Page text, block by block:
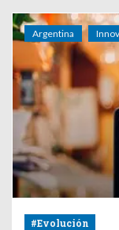
Argentina
#Evolución